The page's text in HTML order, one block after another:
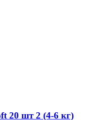
20 шт 2 (4-6 кг)